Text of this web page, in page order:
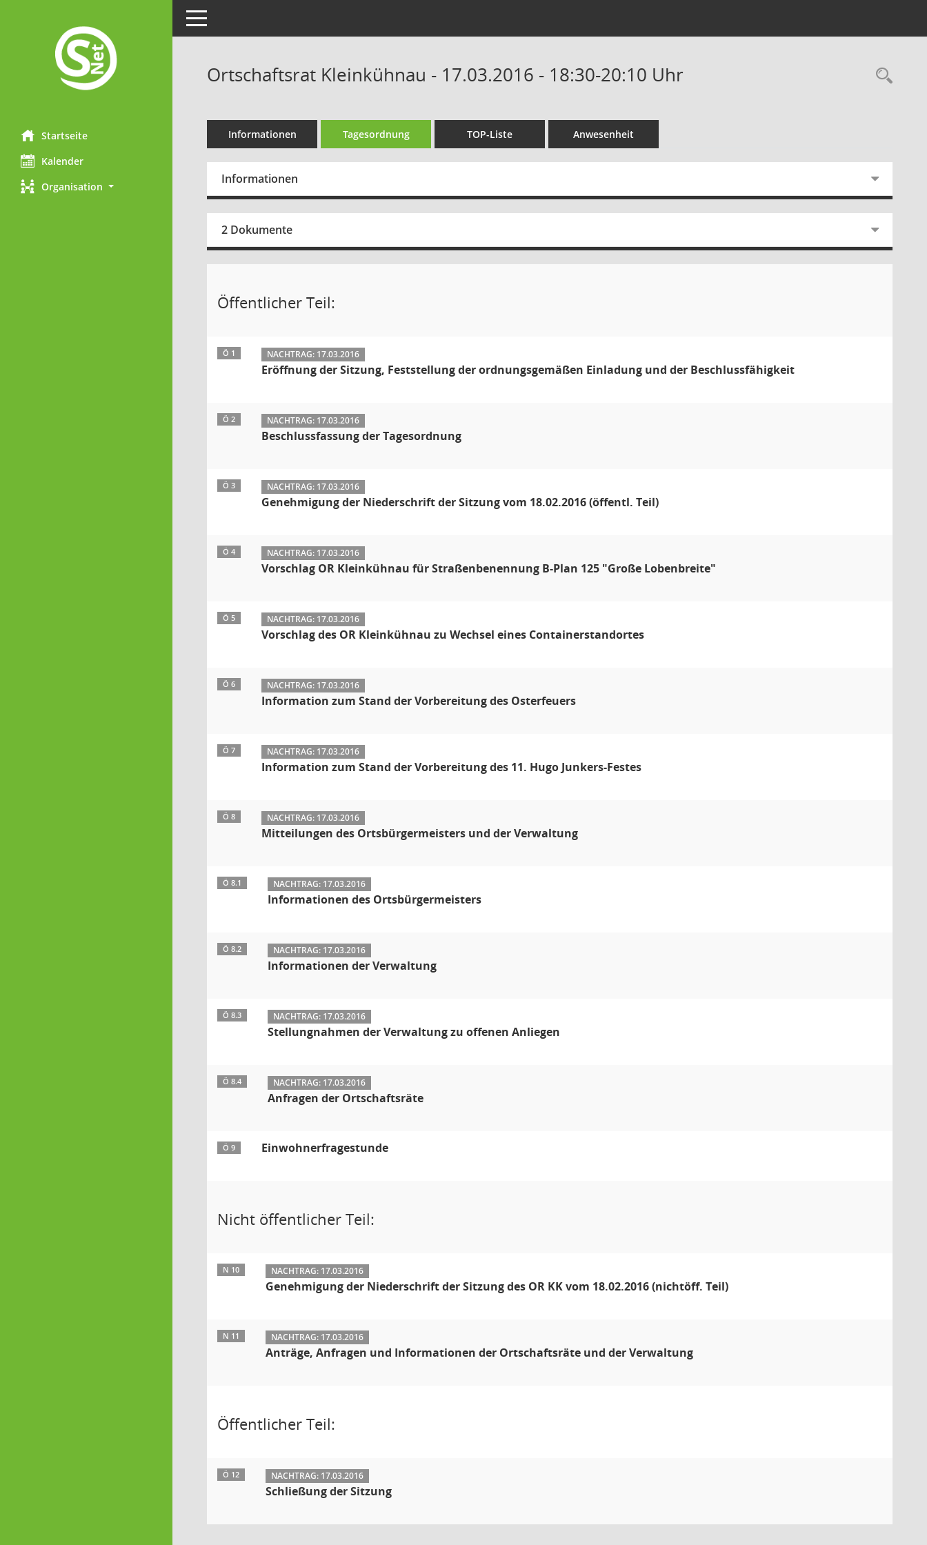
Startseite
Kalender
Organisation
Toggle navigation
Ortschaftsrat Kleinkühnau - 17.03.2016 - 18:30-20:10 Uhr
Informationen Tagesordnung TOP-Liste Anwesenheit
Informationen
2 Dokumente
Öffentlicher Teil:
Ö 1 NACHTRAG: 17.03.2016
Eröffnung der Sitzung, Feststellung der ordnungsgemäßen Einladung und der Beschlussfähigkeit
Ö 2 NACHTRAG: 17.03.2016
Beschlussfassung der Tagesordnung
Ö 3 NACHTRAG: 17.03.2016
Genehmigung der Niederschrift der Sitzung vom 18.02.2016 (öffentl. Teil)
Ö 4 NACHTRAG: 17.03.2016
Vorschlag OR Kleinkühnau für Straßenbenennung B-Plan 125 "Große Lobenbreite"
Ö 5 NACHTRAG: 17.03.2016
Vorschlag des OR Kleinkühnau zu Wechsel eines Containerstandortes
Ö 6 NACHTRAG: 17.03.2016
Information zum Stand der Vorbereitung des Osterfeuers
Ö 7 NACHTRAG: 17.03.2016
Information zum Stand der Vorbereitung des 11. Hugo Junkers-Festes
Ö 8 NACHTRAG: 17.03.2016
Mitteilungen des Ortsbürgermeisters und der Verwaltung
Ö 8.1 NACHTRAG: 17.03.2016
Informationen des Ortsbürgermeisters
Ö 8.2 NACHTRAG: 17.03.2016
Informationen der Verwaltung
Ö 8.3 NACHTRAG: 17.03.2016
Stellungnahmen der Verwaltung zu offenen Anliegen
Ö 8.4 NACHTRAG: 17.03.2016
Anfragen der Ortschaftsräte
Ö 9 Einwohnerfragestunde
Nicht öffentlicher Teil:
N 10 NACHTRAG: 17.03.2016
Genehmigung der Niederschrift der Sitzung des OR KK vom 18.02.2016 (nichtöff. Teil)
N 11 NACHTRAG: 17.03.2016
Anträge, Anfragen und Informationen der Ortschaftsräte und der Verwaltung
Öffentlicher Teil:
Ö 12 NACHTRAG: 17.03.2016
Schließung der Sitzung